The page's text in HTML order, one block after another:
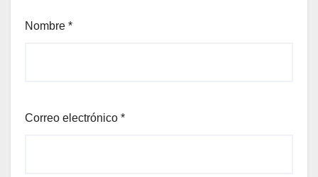
Nombre *
Correo electrónico *